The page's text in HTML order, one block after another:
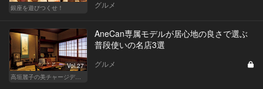
銀座を遊びつくせ！
グルメ
Vol.27
高垣麗子の美チャージディナー
AneCan専属モデルが居心地の良さで選ぶ
普段使いの名店3選
グルメ